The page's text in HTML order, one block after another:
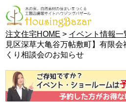
注文住宅HOME > イベント情報一
見区深草大亀谷万帖敷町】有限
くり相談会のお知らせ